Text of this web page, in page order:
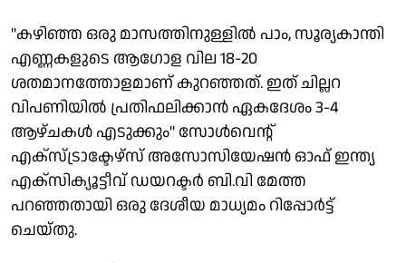
''കഴിഞ്ഞ ഒരു മാസത്തിനുള്ളില്‍ പാം, സൂര്യകാന്തി
എണ്ണകളുടെ ആഗോള വില 18-20
ശതമാനത്തോളമാണ് കുറഞ്ഞത്. ഇത് ചില്ലറ
വിപണിയില്‍ പ്രതിഫലിക്കാന്‍ ഏകദേശം 3-4
ആഴ്ചകള്‍ എടുക്കും'' സോള്‍വെന്റ്
എക്സ്ട്രാക്ടേഴ്സ് അസോസിയേഷന്‍ ഓഫ് ഇന്ത്യ
എക്സിക്യൂട്ടീവ് ഡയറക്ടര്‍ ബി.വി മേത്ത
പറഞ്ഞതായി ഒരു ദേശീയ മാധ്യമം റിപ്പോര്‍ട്ട്
ചെയ്തു.